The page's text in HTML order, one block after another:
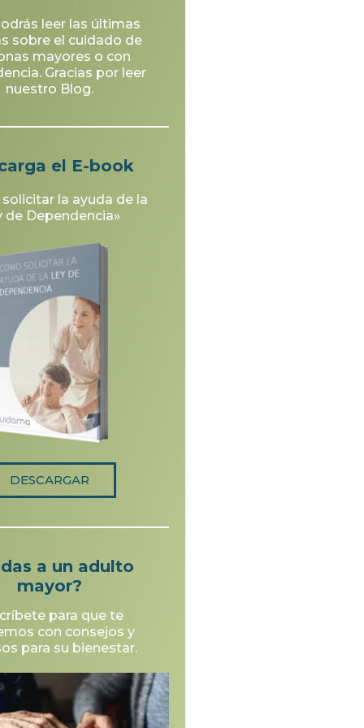
leer las últimas
sobre el cuidado de
mayores o con
Gracias por leer
nuestro Blog.
el E-book
la ayuda de la
de Dependencia»
DESCARGAR
a un adulto
mayor?
para que te
con consejos y
para su bienestar.